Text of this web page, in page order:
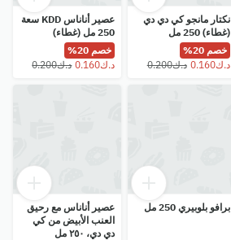
نكتار مانجو كي دي دي
(غطاء) 250 مل
خصم 20%
⁦د.ك0.160⁩
⁦د.ك0.200⁩
عصير أناناس KDD سعة
250 مل (غطاء)
خصم 20%
⁦د.ك0.200⁩
برافو بلوبيري 250 مل
عصير أناناس مع رحيق
العنب الأبيض من كي
دي دي، ٢٥٠ مل